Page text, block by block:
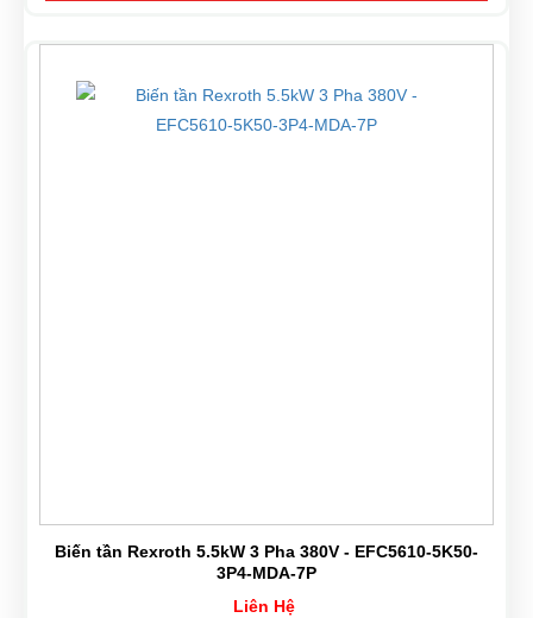
Biến tần Rexroth 5.5kW 3 Pha 380V - EFC5610-5K50-
3P4-MDA-7P
Liên Hệ